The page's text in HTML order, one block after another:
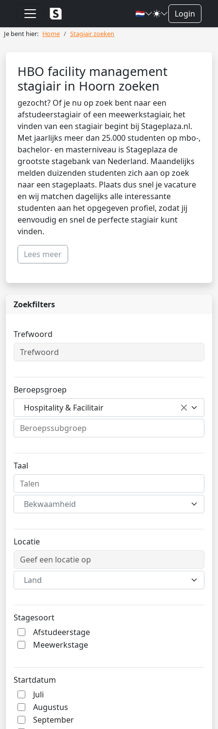
🇳🇱 Login
Je bent hier: Home Stagiair zoeken
HBO facility management
stagiair in Hoorn zoeken
gezocht? Of je nu op zoek bent naar een
afstudeerstagiair of een meewerkstagiair, het
vinden van een stagiair begint bij Stageplaza.nl.
Met jaarlijks meer dan 25.000 studenten op mbo-,
bachelor- en masterniveau is Stageplaza de
grootste stagebank van Nederland. Maandelijks
melden duizenden studenten zich aan op zoek
naar een stageplaats. Plaats dus snel je vacature
en wij matchen dagelijks alle interessante
studenten aan het opgegeven profiel, zodat jij
eenvoudig en snel de perfecte stagiair kunt
vinden.
Lees meer
Zoekfilters
Trefwoord
Beroepsgroep
Hospitality & Facilitair
Taal
Bekwaamheid
Locatie
Land
Stagesoort
Afstudeerstage
Meewerkstage
Startdatum
Juli
Augustus
September